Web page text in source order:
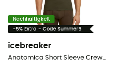
Nachhaltigkeit
-5% Extra - Code Summer5
icebreaker
Anatomica Short Sleeve Crewe en Mérinos - Funktionsunterwäsche - Herren